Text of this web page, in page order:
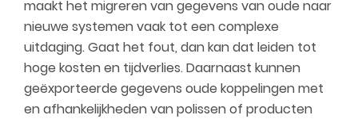
maakt het migreren van gegevens van oude naar
nieuwe systemen vaak tot een complexe
uitdaging. Gaat het fout, dan kan dat leiden tot
hoge kosten en tijdverlies. Daarnaast kunnen
geëxporteerde gegevens oude koppelingen met
en afhankelijkheden van polissen of producten